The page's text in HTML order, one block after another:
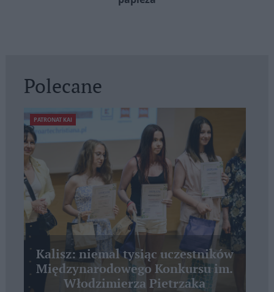
Polecane
PATRONAT KAI
Kalisz: niemal tysiąc uczestników
Międzynarodowego Konkursu im.
Włodzimierza Pietrzaka